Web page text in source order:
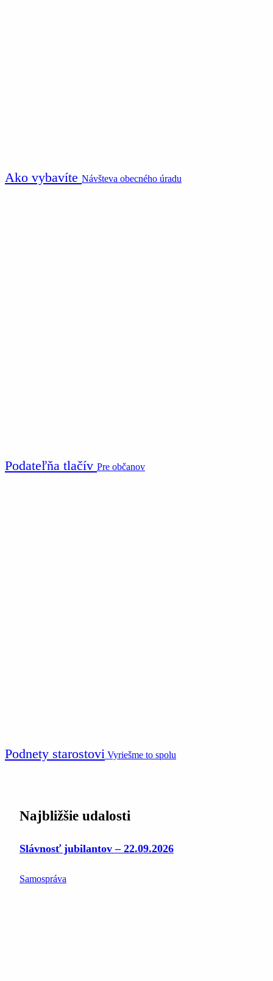
Ako vybavíte Návšteva obecného úradu
Podateľňa tlačív Pre občanov
Podnety starostovi Vyriešme to spolu
Najbližšie udalosti
Slávnosť jubilantov – 22.09.2026
Samospráva